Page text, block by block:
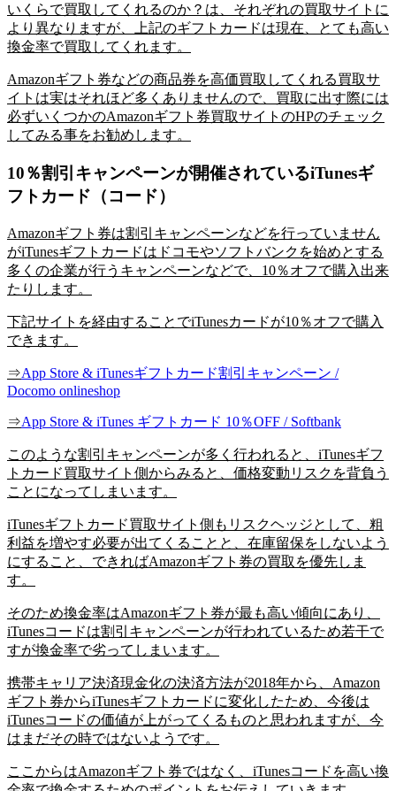
いくらで買取してくれるのか？は、それぞれの買取サイトに
より異なりますが、上記のギフトカードは現在、とても高い
換金率で買取してくれます。
Amazonギフト券などの商品券を高価買取してくれる買取サ
イトは実はそれほど多くありませんので、買取に出す際には
必ずいくつかのAmazonギフト券買取サイトのHPのチェック
してみる事をお勧めします。
10％割引キャンペーンが開催されているiTunesギ
フトカード（コード）
Amazonギフト券は割引キャンペーンなどを行っていません
がiTunesギフトカードはドコモやソフトバンクを始めとする
多くの企業が行うキャンペーンなどで、10％オフで購入出来
たりします。
下記サイトを経由することでiTunesカードが10％オフで購入
できます。
⇒App Store & iTunesギフトカード割引キャンペーン /
Docomo onlineshop
⇒App Store & iTunes ギフトカード 10％OFF / Softbank
このような割引キャンペーンが多く行われると、iTunesギフ
トカード買取サイト側からみると、価格変動リスクを背負う
ことになってしまいます。
iTunesギフトカード買取サイト側もリスクヘッジとして、粗
利益を増やす必要が出てくることと、在庫留保をしないよう
にすること、できればAmazonギフト券の買取を優先しま
す。
そのため換金率はAmazonギフト券が最も高い傾向にあり、
iTunesコードは割引キャンペーンが行われているため若干で
すが換金率で劣ってしまいます。
携帯キャリア決済現金化の決済方法が2018年から、Amazon
ギフト券からiTunesギフトカードに変化したため、今後は
iTunesコードの価値が上がってくるものと思われますが、今
はまだその時ではないようです。
ここからはAmazonギフト券ではなく、iTunesコードを高い換